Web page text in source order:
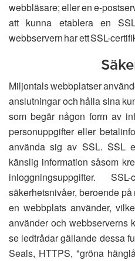
webbläsare; eller en e-
att kunna etablera en
webbservern har ett SSL-
Miljontals webbplatser
anslutningar och hålla sina
som begär någon form av
personuppgifter eller
använda sig av SSL. SSL
känslig information såsom
inloggningsuppgifter.
säkerhetsnivåer, beroende
en webbplats använder,
använder och webbserverns
se ledtrådar gällande dessa
Seals, HTTPS, "gröna